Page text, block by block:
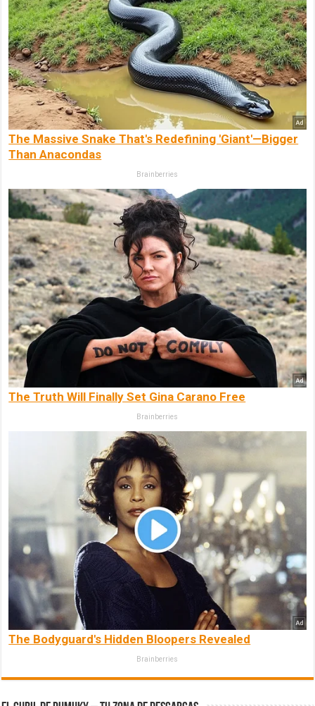
The Massive Snake That's Redefining 'Giant'—Bigger
Than Anacondas
Brainberries
The Truth Will Finally Set Gina Carano Free
Brainberries
The Bodyguard's Hidden Bloopers Revealed
Brainberries